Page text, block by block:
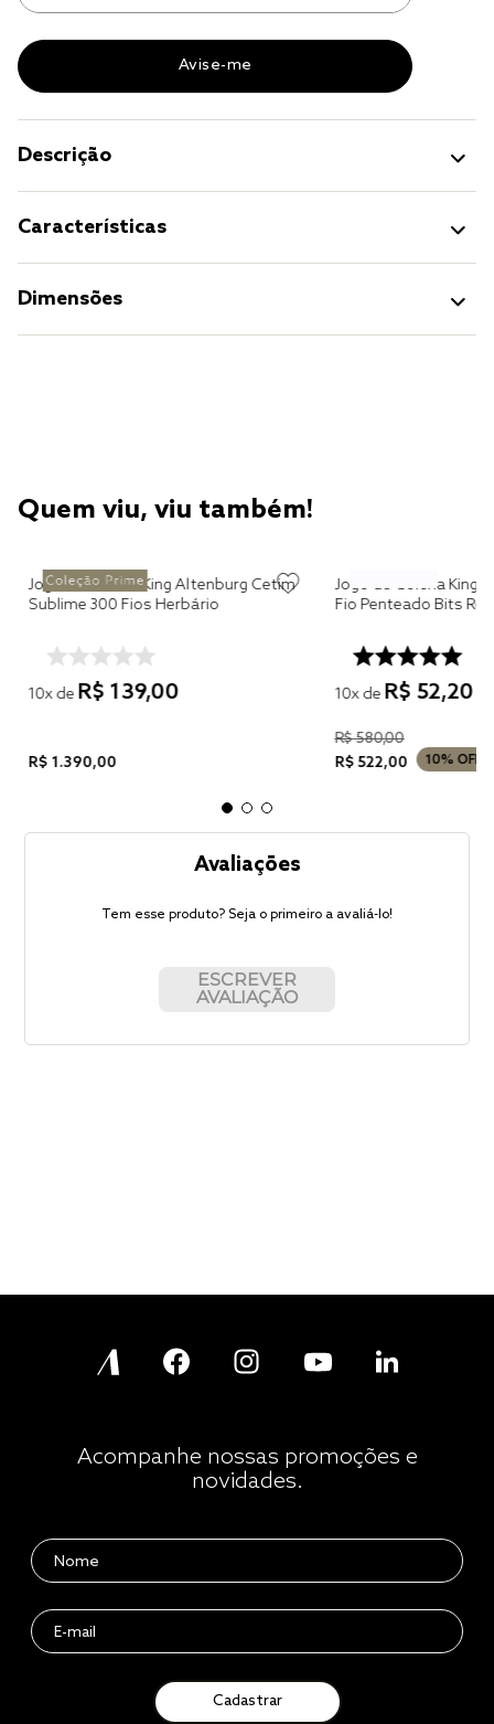
Descrição
Características
Dimensões
Quem viu, viu também!
Jogo de Colcha King Altenburg Cetim
Sublime 300 Fios Herbário
10x de R$ 139,00
R$ 1.390,00
Jogo de Colcha King
Fio Penteado Bits
10x de R$ 52,20
R$580,00
R$522,00 10% OFF
Avaliações
Tem esse produto? Seja o primeiro a avaliá-lo!
ESCREVER
AVALIAÇÃO
Acompanhe nossas promoções e
novidades.
Cadastrar